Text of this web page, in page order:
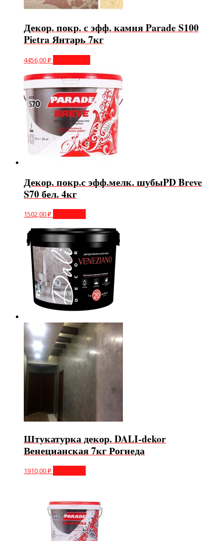
Декор. покр. с эфф. камня Parade S100
Pietra Янтарь 7кг
4456,00₽
Декор. покр.с эфф.мелк. шубыPD Breve
S70 бел. 4кг
1502,00₽
Штукатурка декор. DALI-dekor
Венецианская 7кг Рогнеда
1910,00₽